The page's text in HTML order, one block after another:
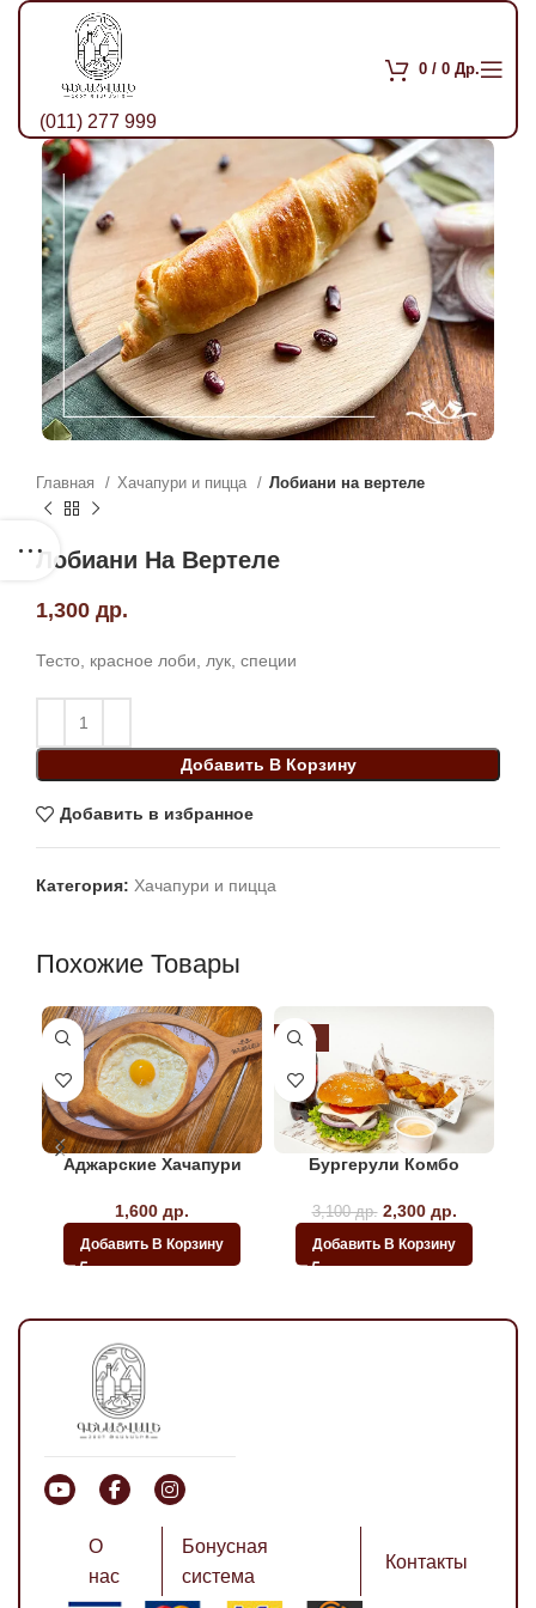
(011) 277 999
0 / 0 Др.
Главная Хачапури и пицца Лобиани на вертеле
Лобиани На Вертеле
1,300 др.
Тесто, красное лоби, лук, специи
Добавить В Корзину
Добавить в избранное
Категория: Хачапури и пицца
Похожие Товары
Аджарские Хачапури
1,600 др.
Добавить В Корзину
-26%
Бургерули Комбо
3,100др. Первоначальная
цена составляла
3,100 др..
2,300др.
цена:
Добавить В Корзину
О
нас
Бонусная
система
Контакты